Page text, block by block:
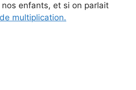
enfants, et si on parlait
multiplication.